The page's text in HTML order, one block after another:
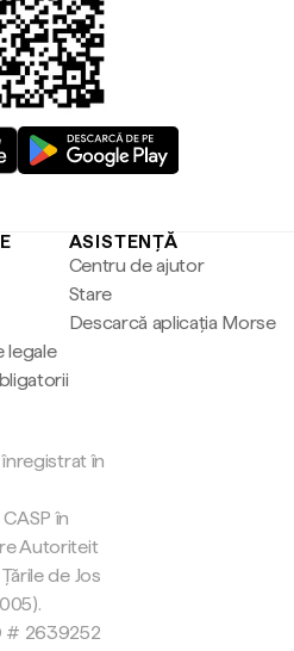
legale
ASISTENȚĂ
Centru de ajutor
Stare
Descarcă aplicația Morse
în
în
Autoriteit
de Jos
# 2639252